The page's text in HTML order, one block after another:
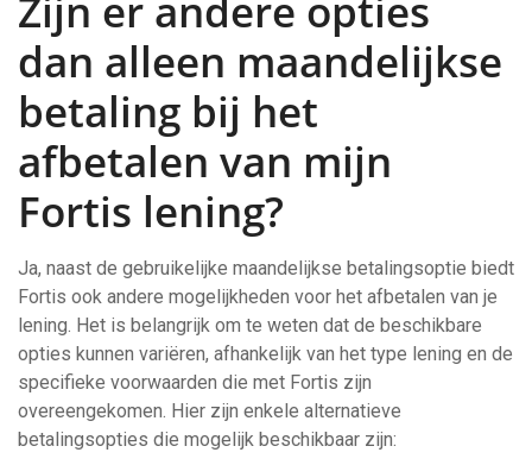
Zijn er andere opties
dan alleen maandelijkse
betaling bij het
afbetalen van mijn
Fortis lening?
Ja, naast de gebruikelijke maandelijkse betalingsoptie biedt
Fortis ook andere mogelijkheden voor het afbetalen van je
lening. Het is belangrijk om te weten dat de beschikbare
opties kunnen variëren, afhankelijk van het type lening en de
specifieke voorwaarden die met Fortis zijn
overeengekomen. Hier zijn enkele alternatieve
betalingsopties die mogelijk beschikbaar zijn: